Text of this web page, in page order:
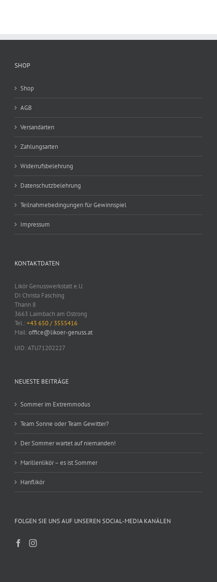
SHOP
Shop
AGB
Versandarten
Zahlungsarten
Widerrufsbelehrung
Datenschutzbelehrung
Teilnahmebedingungen für Gewinnspiel
Impressum
KONTAKTDATEN
Likör Genusswerkstatt e.U.
DI Christa Fasching
Thann 8
3663 Laimbach am Ostrong
Tel.:+43 650 / 3555416
Mail:office@likoer-genuss.at
UID: ATU71202227
NEUESTE BEITRÄGE
Sommer im Extremmodus
Team Sonne oder Team Gewitter?
Der Sommer wartet auf niemanden!
Marillenlikör – es ist Sommer
Hanflikör
FOLGEN SIE UNS AUF UNSEREN SOCIAL-MEDIA KANÄLEN